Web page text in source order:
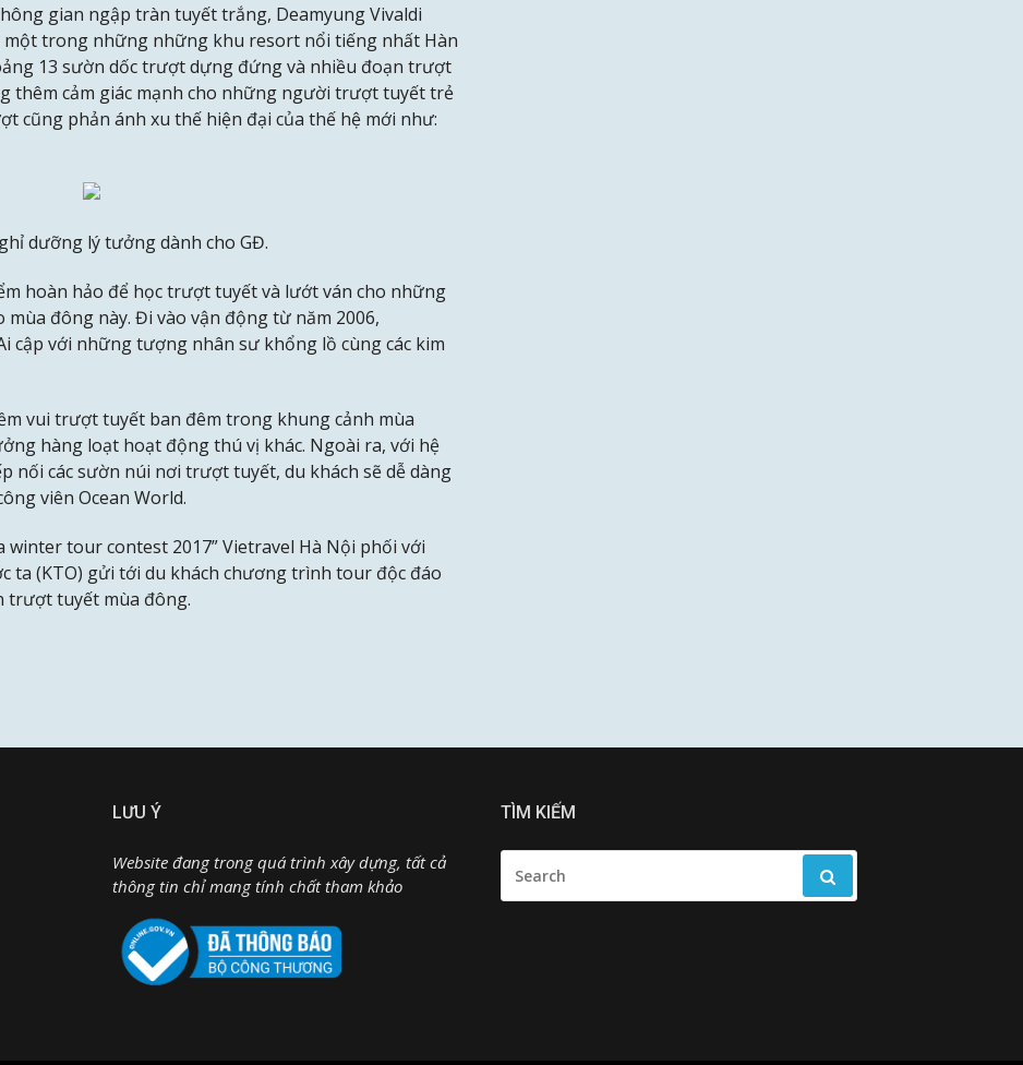
gian ngập tràn tuyết trắng, Deamyung Vivaldi
một trong những những khu resort nổi tiếng nhất Hàn
13 sườn dốc trượt dựng đứng và nhiều đoạn trượt
thêm cảm giác mạnh cho những người trượt tuyết trẻ
cũng phản ánh xu thế hiện đại của thế hệ mới như:
dưỡng lý tưởng dành cho GĐ.
hoàn hảo để học trượt tuyết và lướt ván cho những
đông này. Đi vào vận động từ năm 2006,
cập với những tượng nhân sư khổng lồ cùng các kim
vui trượt tuyết ban đêm trong khung cảnh mùa
hàng loạt hoạt động thú vị khác. Ngoài ra, với hệ
nối các sườn núi nơi trượt tuyết, du khách sẽ dễ dàng
viên Ocean World.
winter tour contest 2017” Vietravel Hà Nội phối với
ta (KTO) gửi tới du khách chương trình tour độc đáo
trượt tuyết mùa đông.
LƯU Ý
Website đang trong quá trình xây dựng, tất cả
thông tin chỉ mang tính chất tham khảo
TÌM KIẾM
FOR: